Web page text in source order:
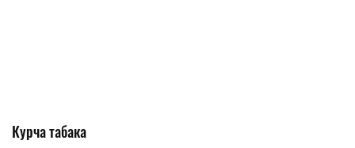
Курча табака